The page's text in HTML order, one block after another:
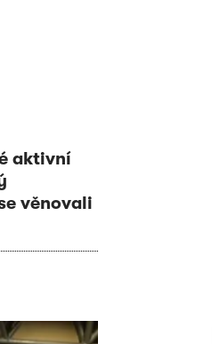
aktivní
věnovali